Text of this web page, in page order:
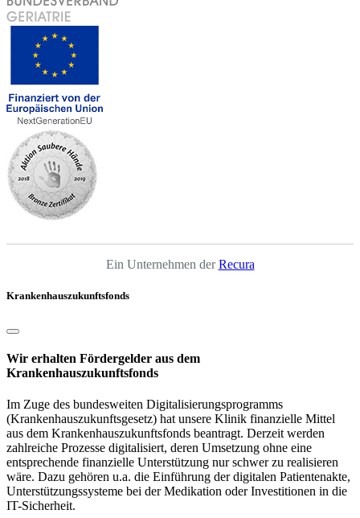
Ein Unternehmen derRecura
Krankenhauszukunftsfonds
Wir erhalten Fördergelder aus dem
Krankenhauszukunftsfonds
Im Zuge des bundesweiten Digitalisierungsprogramms
(Krankenhauszukunftsgesetz) hat unsere Klinik finanzielle Mittel
aus dem Krankenhauszukunftsfonds beantragt. Derzeit werden
zahlreiche Prozesse digitalisiert, deren Umsetzung ohne eine
entsprechende finanzielle Unterstützung nur schwer zu realisieren
wäre. Dazu gehören u.a. die Einführung der digitalen Patientenakte,
Unterstützungssysteme bei der Medikation oder Investitionen in die
IT-Sicherheit.